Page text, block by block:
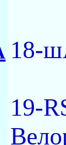
18-
19-